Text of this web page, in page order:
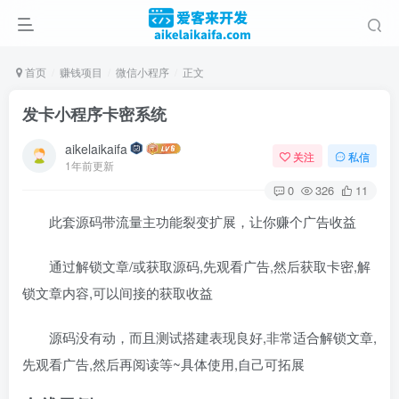
首页 赚钱项目 微信小程序 正文
发卡小程序卡密系统
aikelaikaifa
1年前更新
关注 私信
0 326 11
此套源码带流量主功能裂变扩展，让你赚个广告收益
通过解锁文章/或获取源码,先观看广告,然后获取卡密,解
锁文章内容,可以间接的获取收益
源码没有动，而且测试搭建表现良好,非常适合解锁文章,
先观看广告,然后再阅读等~具体使用,自己可拓展